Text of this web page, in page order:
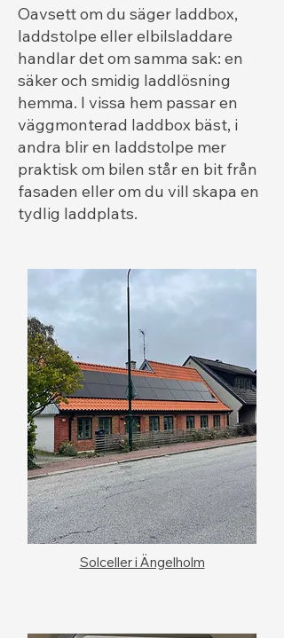
Oavsett om du säger laddbox,
laddstolpe eller elbilsladdare
handlar det om samma sak: en
säker och smidig laddlösning
hemma. I vissa hem passar en
väggmonterad laddbox bäst, i
andra blir en laddstolpe mer
praktisk om bilen står en bit från
fasaden eller om du vill skapa en
tydlig laddplats.
Solceller i Ängelholm